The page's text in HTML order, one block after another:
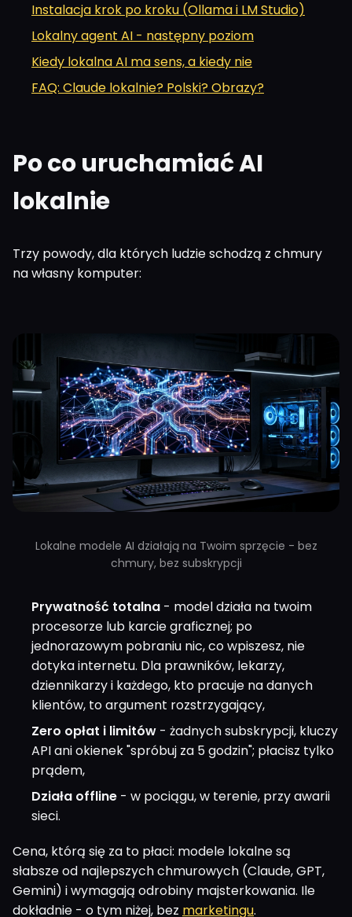
Instalacja krok po kroku (Ollama i LM Studio)
Lokalny agent AI - następny poziom
Kiedy lokalna AI ma sens, a kiedy nie
FAQ: Claude lokalnie? Polski? Obrazy?
Po co uruchamiać AI
lokalnie
Trzy powody, dla których ludzie schodzą z chmury
na własny komputer:
Lokalne modele AI działają na Twoim sprzęcie - bez
chmury, bez subskrypcji
Prywatność totalna - model działa na twoim
procesorze lub karcie graficznej; po
jednorazowym pobraniu nic, co wpiszesz, nie
dotyka internetu. Dla prawników, lekarzy,
dziennikarzy i każdego, kto pracuje na danych
klientów, to argument rozstrzygający,
Zero opłat i limitów - żadnych subskrypcji, kluczy
API ani okienek "spróbuj za 5 godzin"; płacisz tylko
prądem,
Działa offline - w pociągu, w terenie, przy awarii
sieci.
Cena, którą się za to płaci: modele lokalne są
słabsze od najlepszych chmurowych (Claude, GPT,
Gemini) i wymagają odrobiny majsterkowania. Ile
dokładnie - o tym niżej, bez marketingu.